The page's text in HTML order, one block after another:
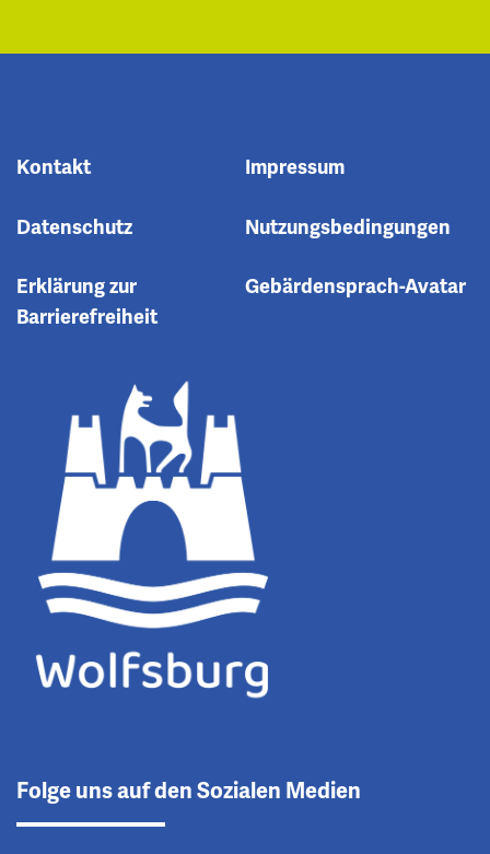
Kontakt Impressum
Datenschutz Nutzungsbedingungen
Erklärung zur
Barrierefreiheit
Gebärdensprach-Avatar
Folge uns auf den Sozialen Medien